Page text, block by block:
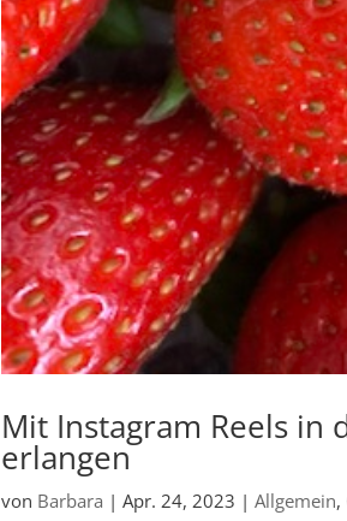
Mit Instagram Reels in
erlangen
von Barbara |Apr. 24, 2023 |Allgemein,